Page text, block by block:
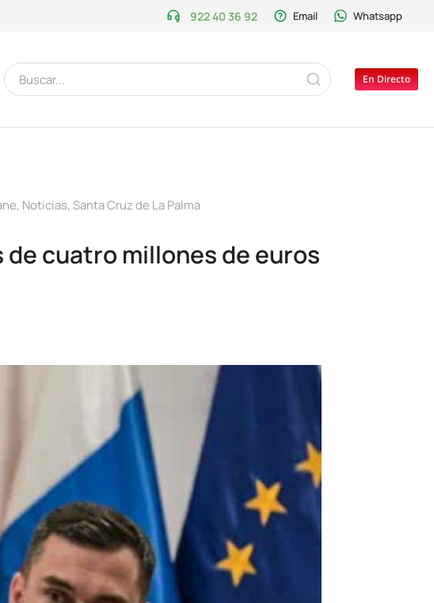
922 40 36 92 Email Whatsapp
En Directo
, Noticias, Santa Cruz de La Palma
de cuatro millones de euros